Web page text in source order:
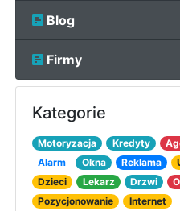
Blog
Firmy
Kategorie
Motoryzacja Kredyty
Alarm
Okna Reklama
Dzieci
Lekarz Drzwi
Pozycjonowanie
Internet